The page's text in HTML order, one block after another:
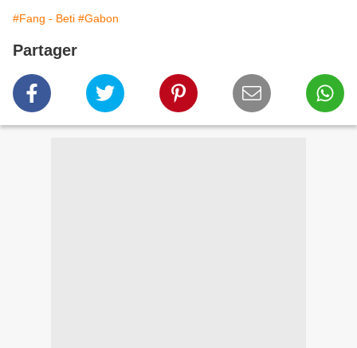
#Fang - Beti #Gabon
Partager